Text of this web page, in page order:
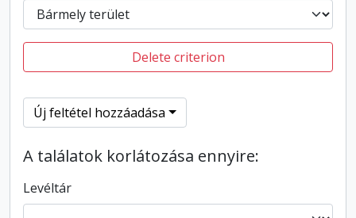
Delete criterion
Új feltétel hozzáadása
A találatok korlátozása ennyire:
Levéltár